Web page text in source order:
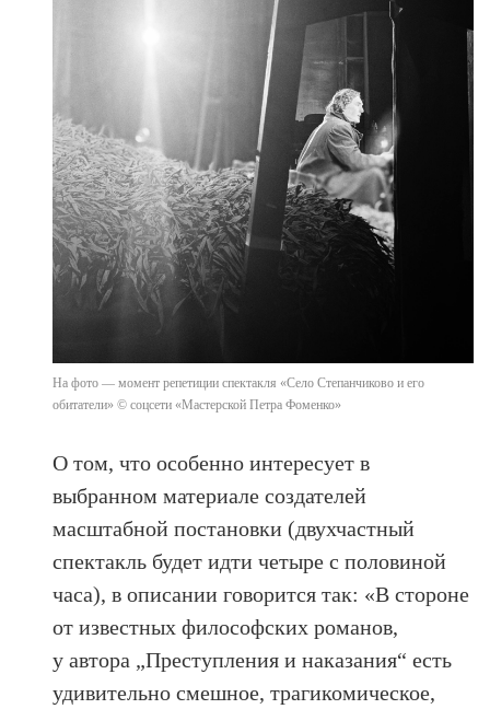
На фото — момент репетиции спектакля «Село Степанчиково и его
обитатели» © соцсети «Мастерской Петра Фоменко»
О том, что особенно интересует в
выбранном материале создателей
масштабной постановки (двухчастный
спектакль будет идти четыре с половиной
часа), в описании говорится так: «В стороне
от известных философских романов,
у автора „Преступления и наказания“ есть
удивительно смешное, трагикомическое,